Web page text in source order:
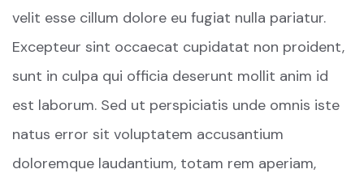
velit esse cillum dolore eu fugiat nulla pariatur.
Excepteur sint occaecat cupidatat non proident,
sunt in culpa qui officia deserunt mollit anim id
est laborum. Sed ut perspiciatis unde omnis iste
natus error sit voluptatem accusantium
doloremque laudantium, totam rem aperiam,